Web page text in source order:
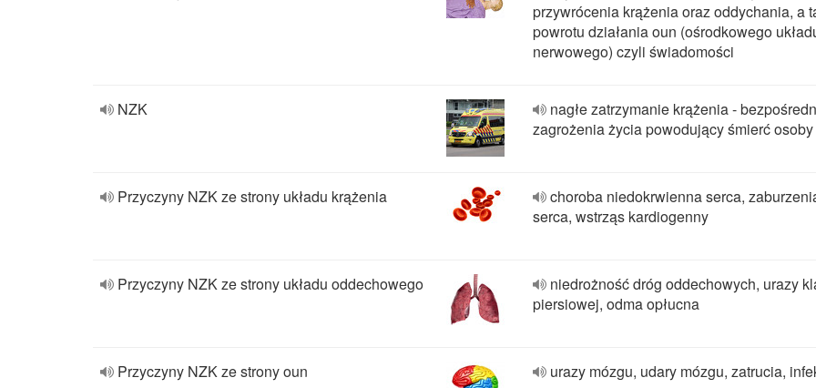
przywrócenia krążenia oraz oddychania, a
powrotu działania oun (ośrodkowego
nerwowego) czyli świadomości
NZK
nagłe zatrzymanie krążenia -
zagrożenia życia powodujący śmierć osoby
Przyczyny NZK ze strony układu krążenia
choroba niedokrwienna serca,
serca, wstrząs kardiogenny
Przyczyny NZK ze strony układu oddechowego
niedrożność dróg oddechowych, urazy
piersiowej, odma opłucna
Przyczyny NZK ze strony oun urazy mózgu, udary mózgu, zatrucia,